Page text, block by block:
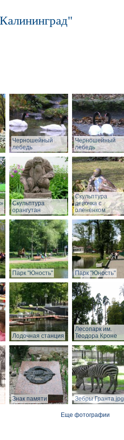
Черношейный
лебедь
Черношейный
лебедь
Скульптура
орангутан
Скульптура
девочка с
олененком
Парк "Юность" Парк "Юность"
Лодочная станция
Лесопарк им.
Теодора Кроне
Знак памяти Зебры Гранта.jpg
Еще фотографии